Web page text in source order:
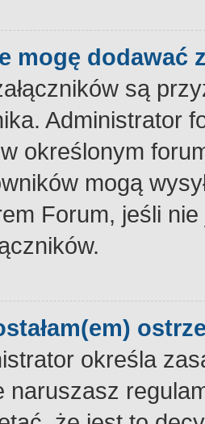
mogę dodawać
są
Administrator
określonym
mogą
Forum, jeśli
określa
naruszasz